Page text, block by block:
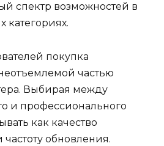
спектр возможностей в
категориях.
покупка
частью
Выбирая между
и профессионального
как качество
обновления.